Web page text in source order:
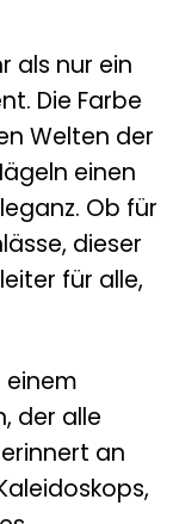
als nur ein
Die Farbe
Welten der
einen
Ob für
dieser
für alle,
einem
der alle
an